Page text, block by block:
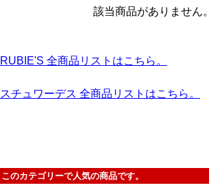
該当商品がありません。
RUBIE'S 全商品リストはこちら。
スチュワーデス 全商品リストはこちら。
このカテゴリーで人気の商品です。